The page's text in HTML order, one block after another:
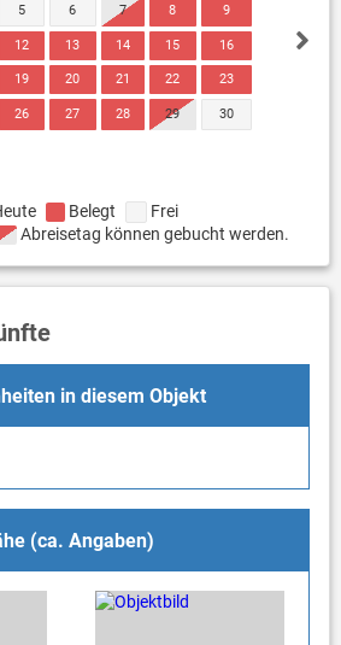
5 6 7 8 9
12 13 14 15 16
19 20 21 22 23
26 27 28 29 30
Belegt
Frei
Abreisetag können gebucht werden.
in diesem Objekt
(ca. Angaben)